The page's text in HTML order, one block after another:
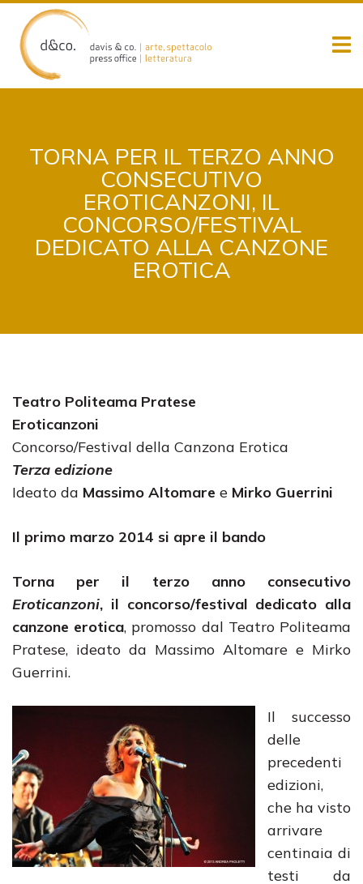
content
TORNA PER IL TERZO ANNO
CONSECUTIVO
EROTICANZONI, IL
CONCORSO/FESTIVAL
DEDICATO ALLA CANZONE
EROTICA
Teatro Politeama Pratese
Eroticanzoni
Concorso/Festival della Canzona Erotica
Terza edizione
Ideato da Massimo Altomare e Mirko Guerrini
Il primo marzo 2014 si apre il bando
Torna per il terzo anno consecutivo
Eroticanzoni, il concorso/festival dedicato alla
canzone erotica, promosso dal Teatro Politeama
Pratese, ideato da Massimo Altomare e Mirko
Guerrini.
Il successo
delle
precedenti
edizioni,
che ha visto
arrivare
centinaia di
testi da